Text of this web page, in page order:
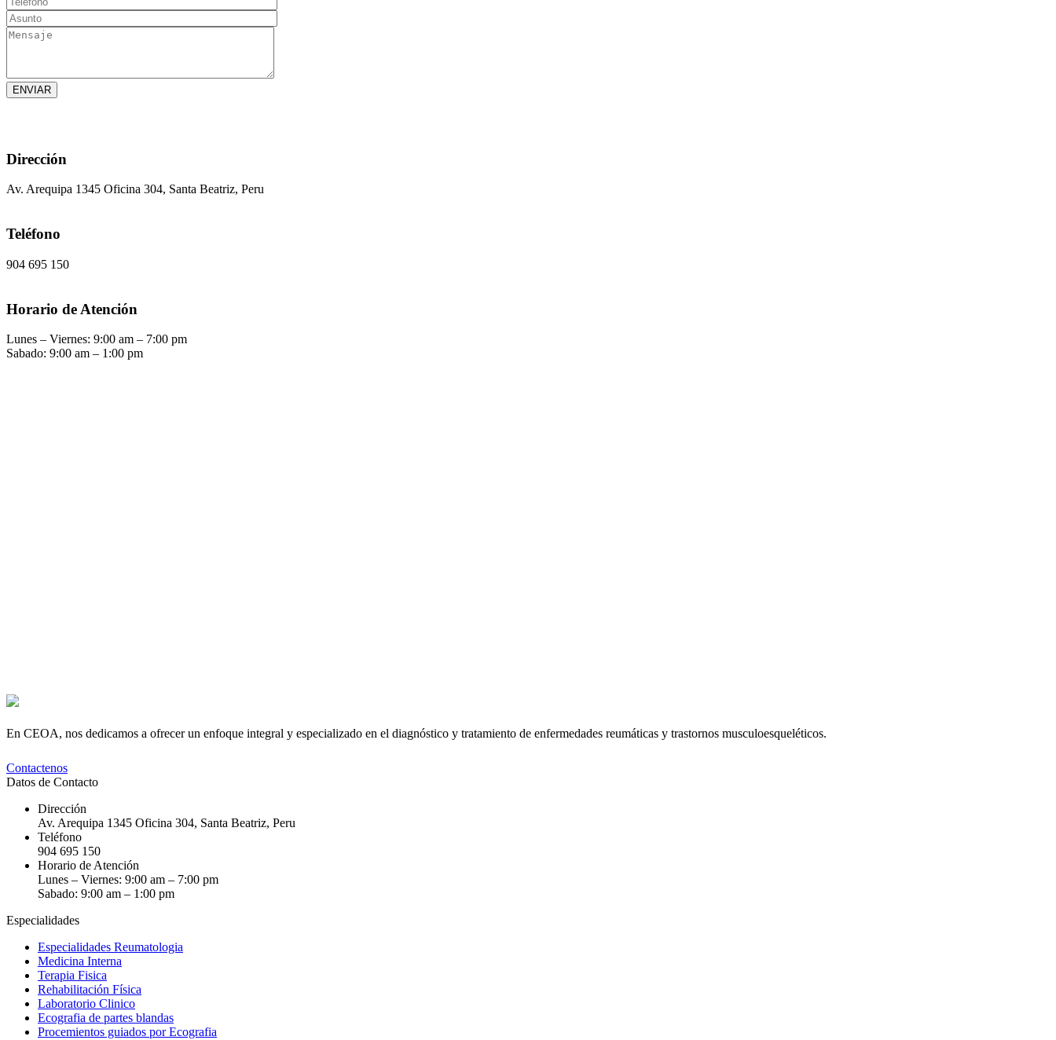
Dirección
Av. Arequipa 1345 Oficina 304, Santa Beatriz, Peru
Teléfono
904 695 150
Horario de Atención
Lunes – Viernes: 9:00 am – 7:00 pm
Sabado: 9:00 am – 1:00 pm
En CEOA, nos dedicamos a ofrecer un enfoque integral y especializado en el diagnóstico y tratamiento de enfermedades reumáticas y trastornos musculoesqueléticos.
Contactenos
Datos de Contacto
Dirección
Av. Arequipa 1345 Oficina 304, Santa Beatriz, Peru
Teléfono
904 695 150
Horario de Atención
Lunes – Viernes: 9:00 am – 7:00 pm
Sabado: 9:00 am – 1:00 pm
Especialidades
Especialidades Reumatologia
Medicina Interna
Terapia Fisica
Rehabilitación Física
Laboratorio Clinico
Ecografia de partes blandas
Procemientos guiados por Ecografia